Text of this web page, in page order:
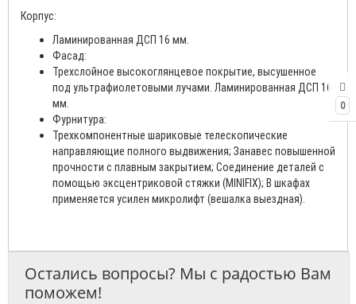
0
Корпус:
Ламинированная ДСП 16 мм.
Фасад:
Трехслойное высокоглянцевое покрытие, высушенное
под ультрафиолетовыми лучами. Ламинированная ДСП 16
мм.
Фурнитура:
Трехкомпонентные шариковые телескопические
направляющие полного выдвижения; Занавес повышенной
прочности с плавным закрытием; Соединение деталей с
помощью эксцентриковой стяжки (MINIFIX); В шкафах
применяется усилен микролифт (вешалка выездная).
Остались вопросы? Мы с радостью Вам
поможем!